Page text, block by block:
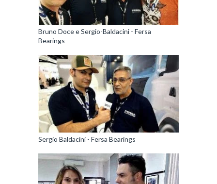
Bruno Doce e Sergio-Baldacini - Fersa
Bearings
Sergio Baldacini - Fersa Bearings